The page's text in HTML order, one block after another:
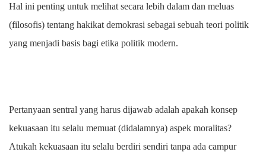
Hal ini penting untuk melihat secara lebih dalam dan meluas
(filosofis) tentang hakikat demokrasi sebagai sebuah teori politik
yang menjadi basis bagi etika politik modern.
Pertanyaan sentral yang harus dijawab adalah apakah konsep
kekuasaan itu selalu memuat (didalamnya) aspek moralitas?
Atukah kekuasaan itu selalu berdiri sendiri tanpa ada campur